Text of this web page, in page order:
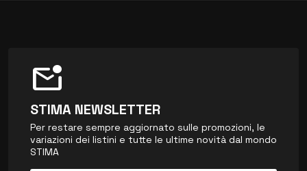
mark_email_unread
STIMA NEWSLETTER
Per restare sempre aggiornato sulle promozioni, le
variazioni dei listini e tutte le ultime novità dal mondo
STIMA